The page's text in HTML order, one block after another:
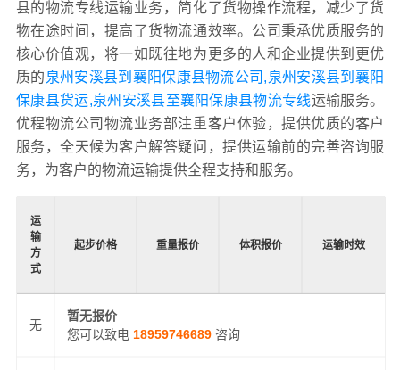
县的物流专线运输业务，简化了货物操作流程，减少了货
物在途时间，提高了货物流通效率。公司秉承优质服务的
核心价值观，将一如既往地为更多的人和企业提供到更优
质的泉州安溪县到襄阳保康县物流公司,泉州安溪县到襄阳
保康县货运,泉州安溪县至襄阳保康县物流专线运输服务。
优程物流公司物流业务部注重客户体验，提供优质的客户
服务，全天候为客户解答疑问，提供运输前的完善咨询服
务，为客户的物流运输提供全程支持和服务。
运
输
方
式
起步价格 重量报价 体积报价 运输时效
无
暂无报价
您可以致电 18959746689 咨询